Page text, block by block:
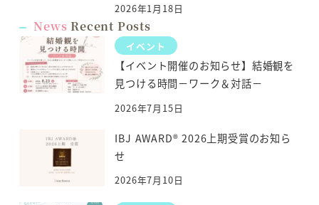
2026年1月18日
News Recent Posts
イベント
【イベント開催のお知らせ】結婚観を
見つける時間－ワーク＆対話－
2026年7月15日
IBJ AWARD® 2026上期受賞のお知ら
せ
2026年7月10日